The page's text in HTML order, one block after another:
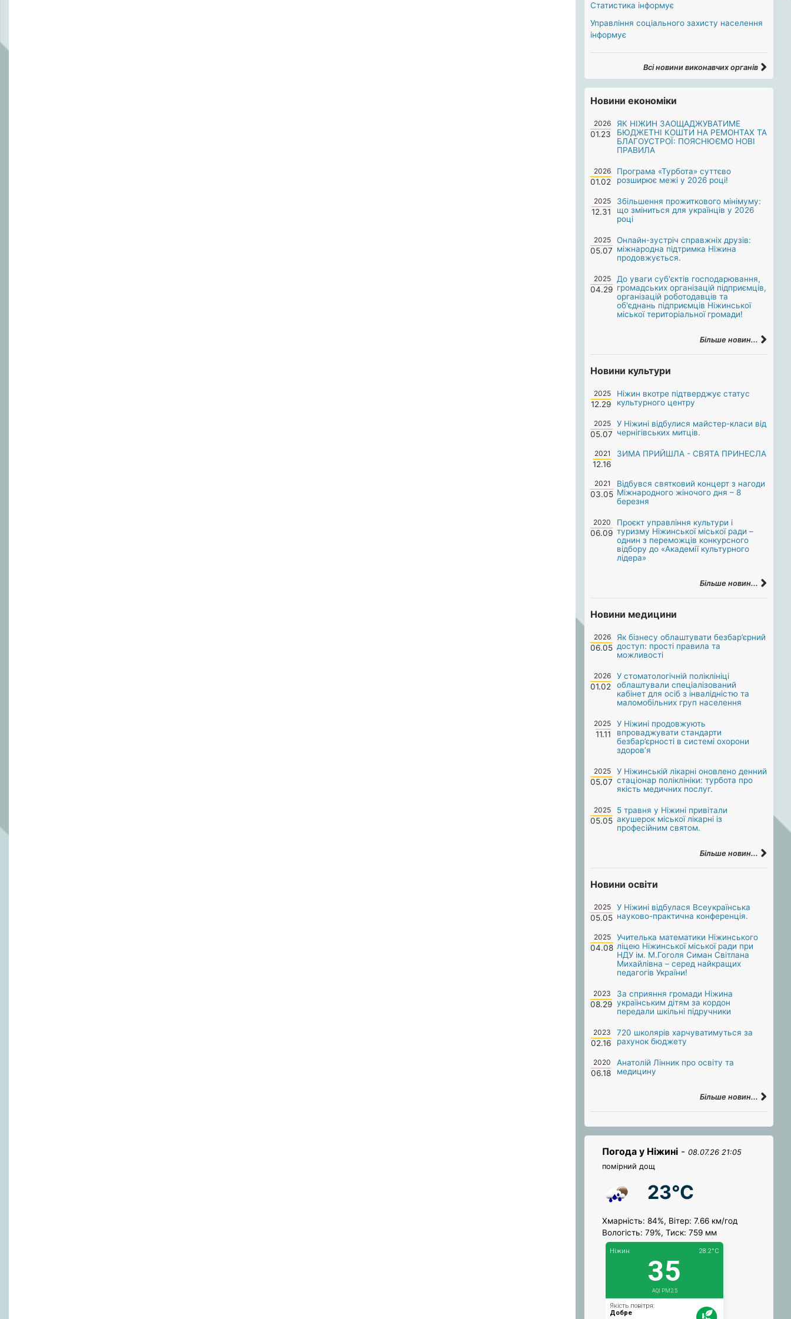
Статистика інформує
Управління соціального захисту населення
інформує
Всі новини виконавчих органів
Новини економіки
2026
01.23
ЯК НІЖИН ЗАОЩАДЖУВАТИМЕ
БЮДЖЕТНІ КОШТИ НА РЕМОНТАХ ТА
БЛАГОУСТРОЇ: ПОЯСНЮЄМО НОВІ
ПРАВИЛА
2026
01.02
Програма «Турбота» суттєво
розширює межі у 2026 році!
2025
12.31
Збільшення прожиткового мінімуму:
що зміниться для українців у 2026
році
2025
05.07
Онлайн-зустріч справжніх друзів:
міжнародна підтримка Ніжина
продовжується.
2025
04.29
До уваги суб'єктів господарювання,
громадських організацій підприємців,
організацій роботодавців та
об'єднань підприємців Ніжинської
міської територіальної громади!
Більше новин...
Новини культури
2025
12.29
Ніжин вкотре підтверджує статус
культурного центру
2025
05.07
У Ніжині відбулися майстер-класи від
чернігівських митців.
2021
12.16
ЗИМА ПРИЙШЛА - СВЯТА ПРИНЕСЛА
2021
03.05
Відбувся святковий концерт з нагоди
Міжнародного жіночого дня – 8
березня
2020
06.09
Проєкт управління культури і
туризму Ніжинської міської ради –
однин з переможців конкурсного
відбору до «Академії культурного
лідера»
Більше новин...
Новини медицини
2026
06.05
Як бізнесу облаштувати безбар’єрний
доступ: прості правила та
можливості
2026
01.02
У стоматологічній поліклініці
облаштували спеціалізований
кабінет для осіб з інвалідністю та
маломобільних груп населення
2025
11.11
У Ніжині продовжують
впроваджувати стандарти
безбар’єрності в системі охорони
здоров’я
2025
05.07
У Ніжинській лікарні оновлено денний
стаціонар поліклініки: турбота про
якість медичних послуг.
2025
05.05
5 травня у Ніжині привітали
акушерок міської лікарні із
професійним святом.
Більше новин...
Новини освіти
2025
05.05
У Ніжині відбулася Всеукраїнська
науково-практична конференція.
2025
04.08
Учителька математики Ніжинського
ліцею Ніжинської міської ради при
НДУ ім. М.Гоголя Симан Світлана
Михайлівна – серед найкращих
педагогів України!
2023
08.29
За сприяння громади Ніжина
українським дітям за кордон
передали шкільні підручники
2023
02.16
720 школярів харчуватимуться за
рахунок бюджету
2020
06.18
Анатолій Лінник про освіту та
медицину
Більше новин...
Погода у Ніжині - 08.07.26 21:05
помірний дощ
23°C
Хмарність: 84%, Вітер: 7.66 км/год
Вологість: 79%, Тиск: 759 мм